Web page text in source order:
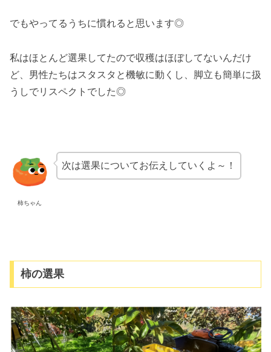
でもやってるうちに慣れると思います◎
私はほとんど選果してたので収穫はほぼしてないんだけ
ど、男性たちはスタスタと機敏に動くし、脚立も簡単に扱
うしでリスペクトでした◎
柿ちゃん
次は選果についてお伝えしていくよ～！
柿の選果